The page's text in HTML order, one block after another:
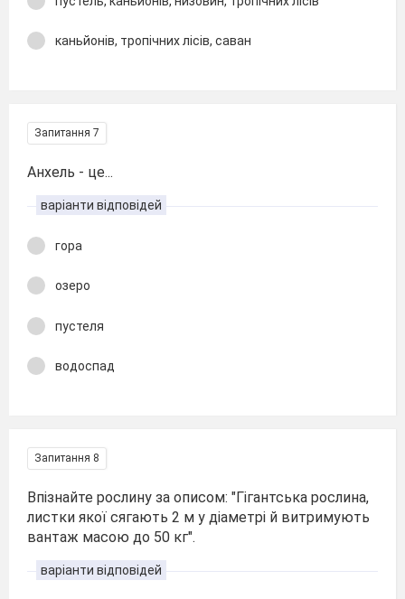
каньйонів, тропічних лісів, саван
Запитання 7
Анхель - це...
варіанти відповідей
гора
озеро
пустеля
водоспад
Запитання 8
Впізнайте рослину за описом: "Гігантська рослина,
листки якої сягають 2 м у діаметрі й витримують
вантаж масою до 50 кг".
варіанти відповідей